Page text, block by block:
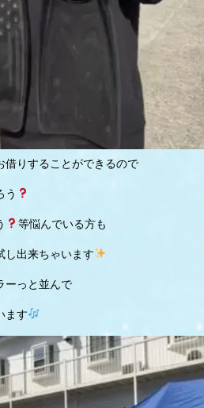
借りすることができるので
う
等悩んでいる方も
し出来ちゃいます
ーっと並んで
ます